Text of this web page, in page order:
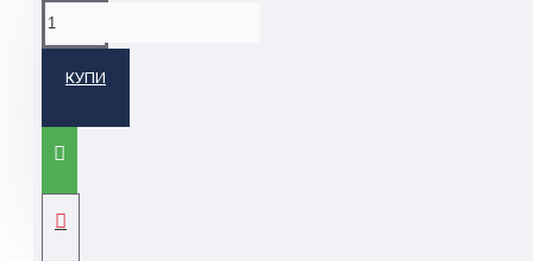
КУПИ
ОПИСАНИЕ НА ПРОДУКТА
позициониращи системи в допълнение към системите срещу
необходимата дължина на въжето в зависимост от спецификата на